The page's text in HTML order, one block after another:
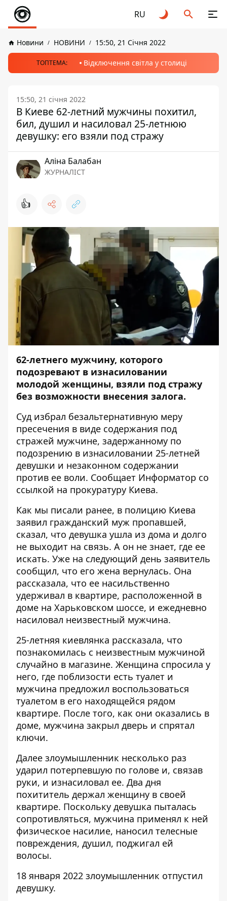
RU
Новини НОВИНИ 15:50, 21 Січня 2022
ТОПТЕМА: Відключення світла у столиці
15:50, 21 січня 2022
В Киеве 62-летний мужчины похитил,
бил, душил и насиловал 25-летнюю
девушку: его взяли под стражу
Аліна Балабан
ЖУРНАЛІСТ
👍
62-летнего мужчину, которого
подозревают в изнасиловании
молодой женщины, взяли под стражу
без возможности внесения залога.
Суд избрал безальтернативную меру
пресечения в виде содержания под
стражей мужчине, задержанному по
подозрению в изнасиловании 25-летней
девушки и незаконном содержании
против ее воли. Сообщает Информатор со
ссылкой на прокуратуру Киева.
Как мы писали ранее, в полицию Киева
заявил гражданский муж пропавшей,
сказал, что девушка ушла из дома и долго
не выходит на связь. А он не знает, где ее
искать. Уже на следующий день заявитель
сообщил, что его жена вернулась. Она
рассказала, что ее насильственно
удерживал в квартире, расположенной в
доме на Харьковском шоссе, и ежедневно
насиловал неизвестный мужчина.
25-летняя киевлянка рассказала, что
познакомилась с неизвестным мужчиной
случайно в магазине. Женщина спросила у
него, где поблизости есть туалет и
мужчина предложил воспользоваться
туалетом в его находящейся рядом
квартире. После того, как они оказались в
доме, мужчина закрыл дверь и спрятал
ключи.
Далее злоумышленник несколько раз
ударил потерпевшую по голове и, связав
руки, и изнасиловал ее. Два дня
похититель держал женщину в своей
квартире. Поскольку девушка пыталась
сопротивляться, мужчина применял к ней
физическое насилие, наносил телесные
повреждения, душил, поджигал ей
волосы.
18 января 2022 злоумышленник отпустил
девушку.